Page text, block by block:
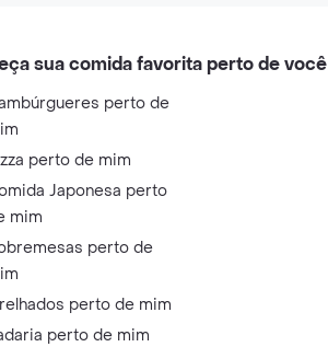
sua comida favorita perto de você
perto de
perto de mim
Japonesa perto
mim
perto de
perto de mim
perto de mim